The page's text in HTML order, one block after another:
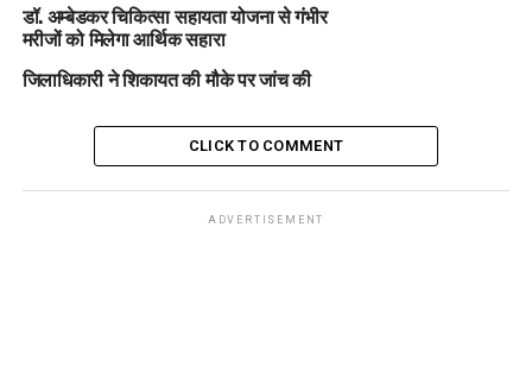
डॉ. अम्बेडकर चिकित्सा सहायता योजना से गंभीर
मरीजों को मिलेगा आर्थिक सहारा
जिलाधिकारी ने शिकायत की मौके पर जांच की
CLICK TO COMMENT
ADVERTISEMENT